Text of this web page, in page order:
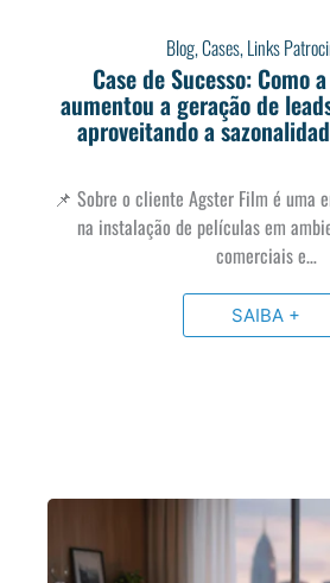
Blog,Cases,Links
Case de Sucesso: Como
aumentou a geração de
aproveitando a
📌 Sobre o cliente Agster Film é uma
na instalação de películas em
comerciais e…
SAIBA +